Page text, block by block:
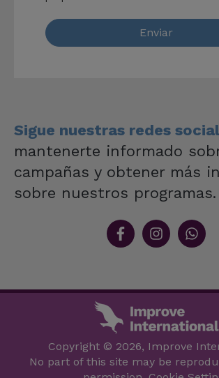
Sigue nuestras redes
mantenerte informado
campañas y obtener más
sobre nuestros programas.
Copyright © 2026, Improve
No part of this site may be